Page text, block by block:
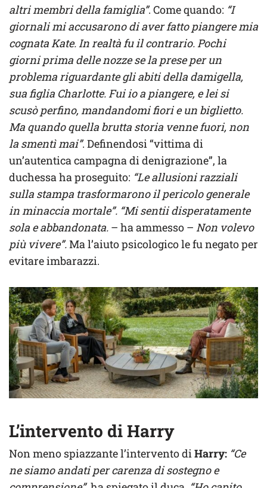
altri membri della famiglia”. Come quando: “I
giornali mi accusarono di aver fatto piangere mia
cognata Kate. In realtà fu il contrario. Pochi
giorni prima delle nozze se la prese per un
problema riguardante gli abiti della damigella,
sua figlia Charlotte. Fui io a piangere, e lei si
scusò perfino, mandandomi fiori e un biglietto.
Ma quando quella brutta storia venne fuori, non
la smentì mai”. Definendosi “vittima di
un’autentica campagna di denigrazione”, la
duchessa ha proseguito: “Le allusioni razziali
sulla stampa trasformarono il pericolo generale
in minaccia mortale”. “Mi sentii disperatamente
sola e abbandonata. – ha ammesso – Non volevo
più vivere”.Ma l’aiuto psicologico le fu negato per
evitare imbarazzi.
L’intervento di Harry
Non meno spiazzante l’intervento diHarry: “Ce
ne siamo andati per carenza di sostegno e